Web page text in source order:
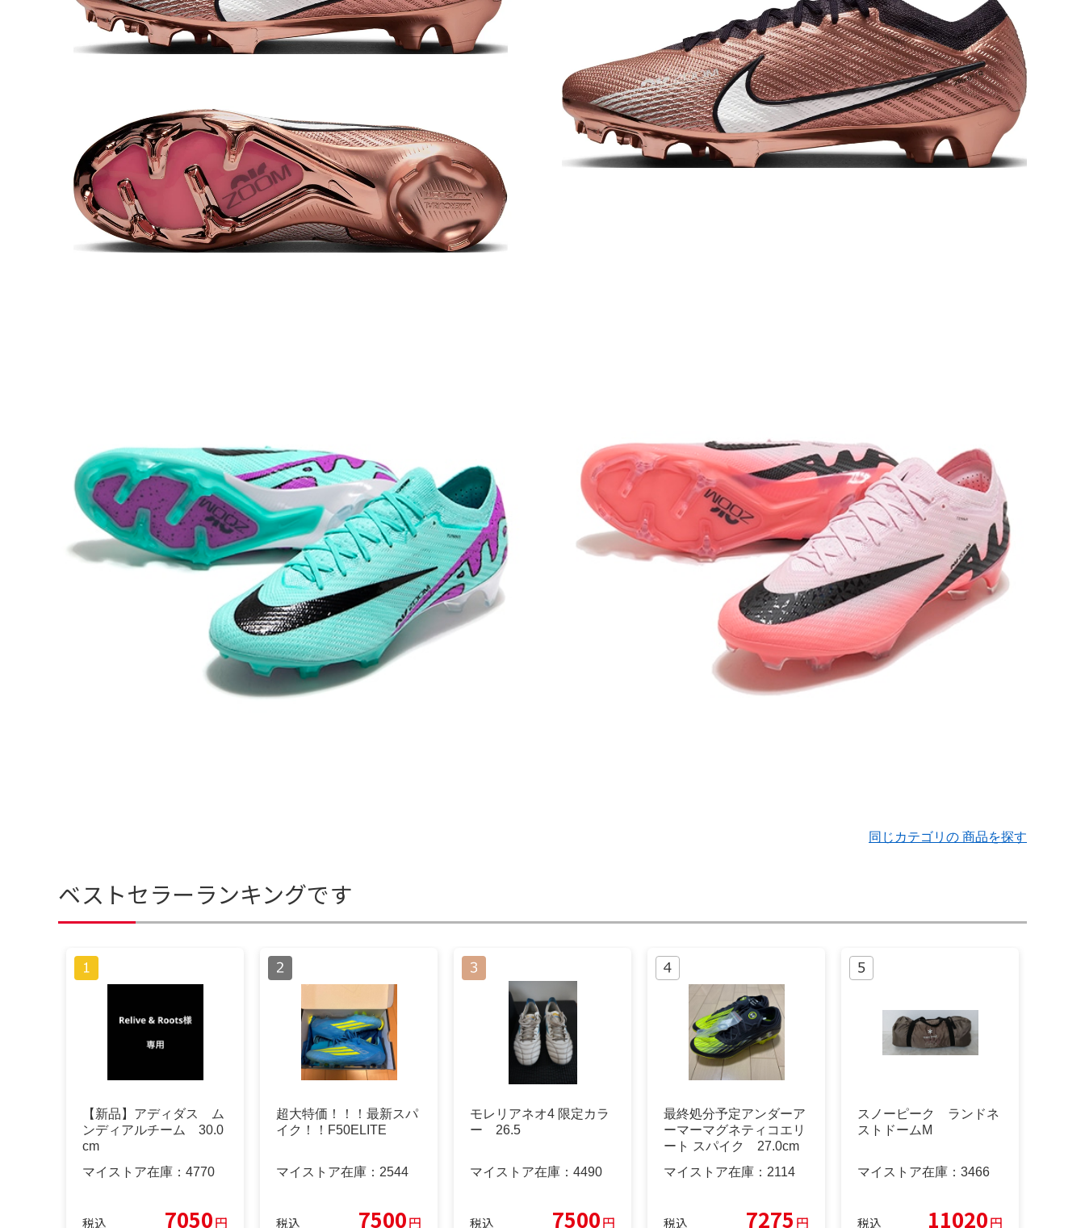
同じカテゴリの 商品を探す
ベストセラーランキングです
【新品】アディダス ム
ンディアルチーム 30.0
cm
マイストア在庫： 4770
税込 7050円
超大特価！！！最新スパ
イク！！F50ELITE
マイストア在庫： 2544
税込 7500円
モレリアネオ4 限定カラ
ー 26.5
マイストア在庫： 4490
税込 7500円
最終処分予定アンダーア
ーマーマグネティコエリ
ート スパイク 27.0cm
マイストア在庫： 2114
税込 7275 円
スノーピーク ランドネ
ストドームМ
マイストア在庫： 3466
税込 11020円